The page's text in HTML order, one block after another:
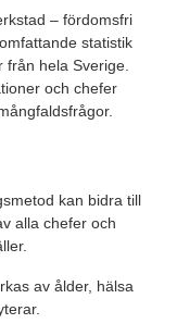
– fördomsfri
statistik
hela Sverige.
och chefer
kan bidra till
alla chefer och
av ålder, hälsa